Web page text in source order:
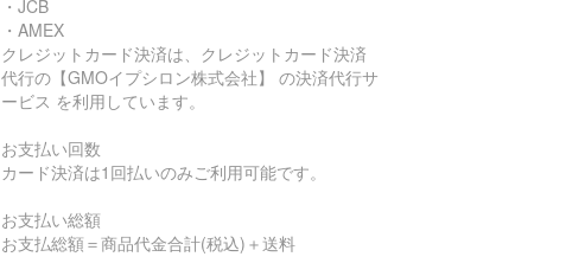
・JCB
・AMEX
クレジットカード決済は、クレジットカード決済
代行の【GMOイプシロン株式会社】 の決済代行サ
ービス を利用しています。
お支払い回数
カード決済は1回払いのみご利用可能です。
お支払い総額
お支払総額＝商品代金合計(税込)＋送料